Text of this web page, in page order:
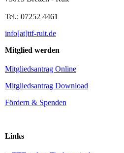
Tel.: 07252 4461
info[at]ttf-ruit.de
Mitglied werden
Mitgliedsantrag Online
Mitgliedsantrag Download
Fördern & Spenden
Links